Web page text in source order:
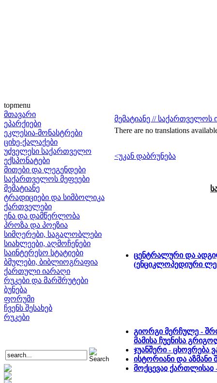
topmenu
მთავარი
ეპარქიები
ეკლესია-მონასტრები
ციხე-ქალაქები
უძველესი საქართველო
ექსპონატები
მითები და ლეგენდები
საქართველოს მეფეები
მემატიანე
ტრადიციები და სიმბოლიკა
ქართველები
ენა და დამწერლობა
პროზა და პოეზია
სიმღერები, საგალობლები
სიახლეები, აღმოჩენები
საინტერესო სტატიები
ბმულები, ბიბლიოგრაფია
ქართული იარაღი
რუკები და მარშრუტები
ბუნება
ფორუმი
ჩვენს შესახებ
რუკები
მემატიანე // საქართველოს
There are no translations
<უკან დაბრუნება
ცენტრალური და
(ენციკლოპედიური
გიორგი მერჩულე -
მამისა ჩუენისა
ჯუანშერი - ცხოვრება
ისტორიანი და აზმანი
მოქცევაჲ ქართლისაჲ